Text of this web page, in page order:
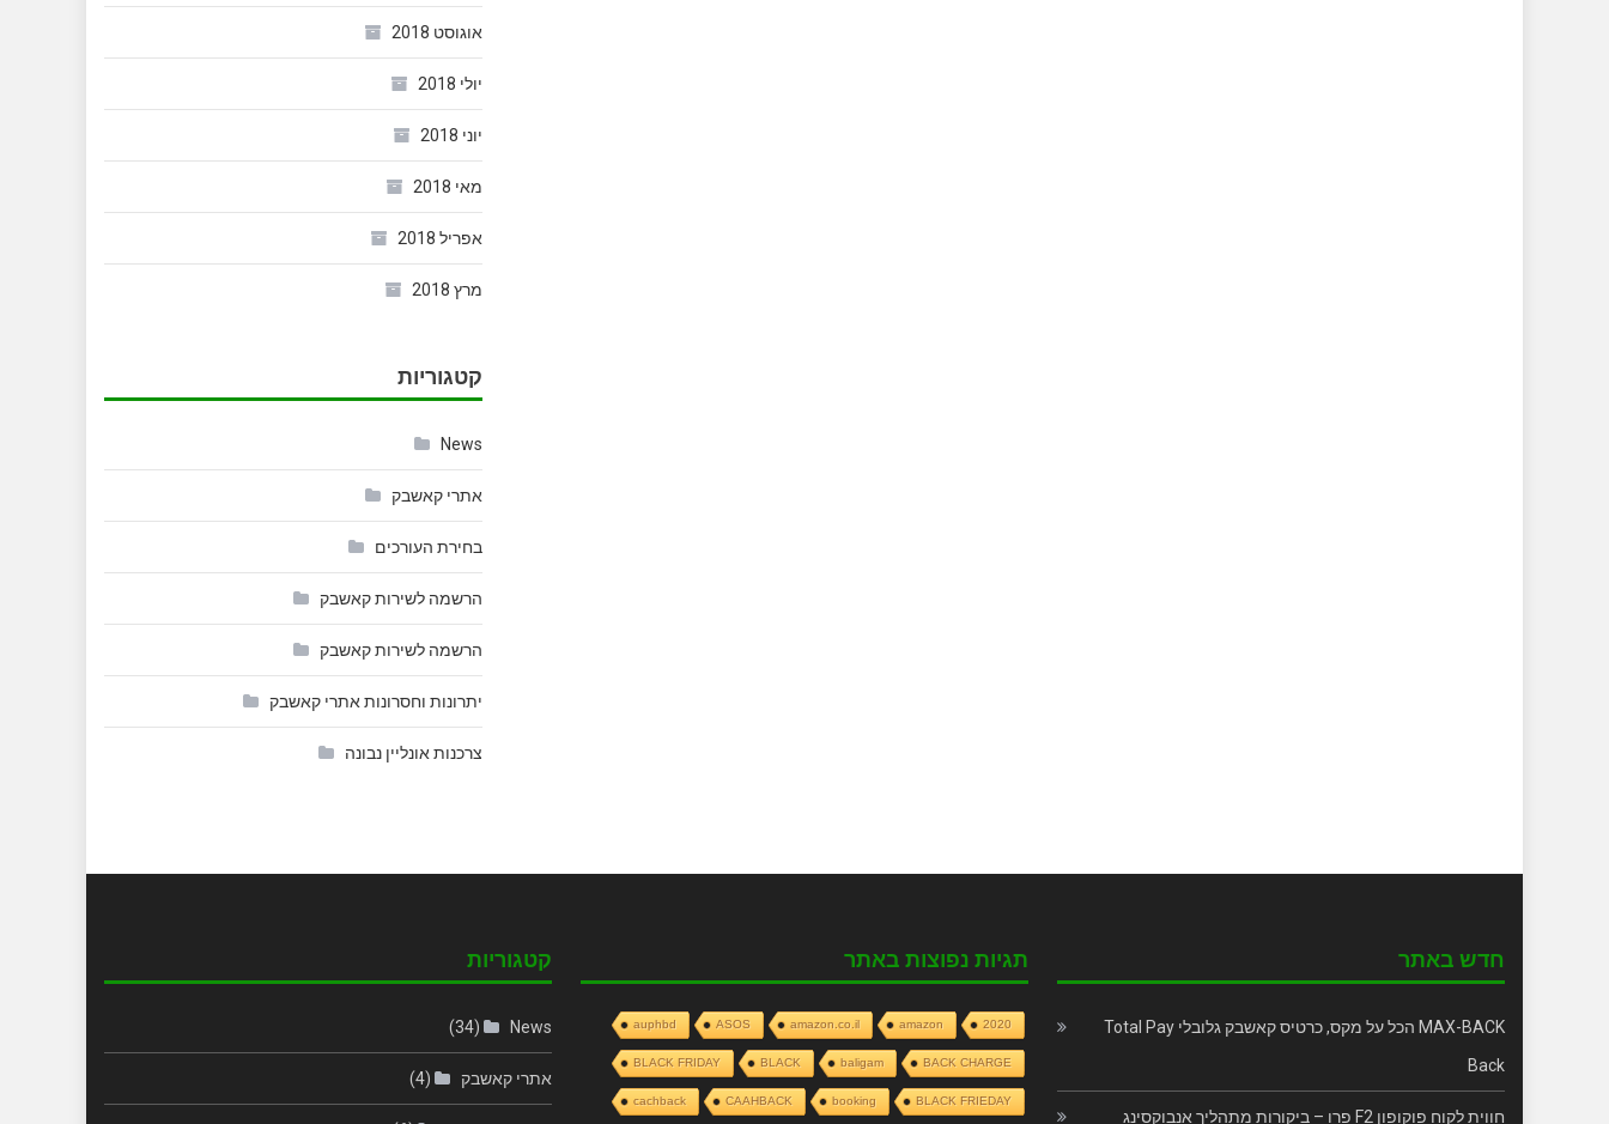
אוגוסט 2018
יולי 2018
יוני 2018
מאי 2018
אפריל 2018
מרץ 2018
קטגוריות
News
אתרי קאשבק
בחירת העורכים
הרשמה לשירות קאשבק
הרשמה לשירות קאשבק
יתרונות וחסרונות אתרי קאשבק
צרכנות אונליין נבונה
קטגוריות
News
(34)
אתרי קאשבק (4)
תגיות נפוצות באתר
2020
amazon
amazon.co.il
ASOS
auphbd
BACK CHARGE
baligam
BLACK
BLACK FRIDAY
BLACK FRIEDAY
booking
CAAHBACK
cachback
חדש באתר
MAX-BACK הכל על מקס, כרטיס קאשבק גלובלי Total Pay
Back
חווית לקוח פוקופון F2 פרו – ביקורות מתהליך אנבוקסינג